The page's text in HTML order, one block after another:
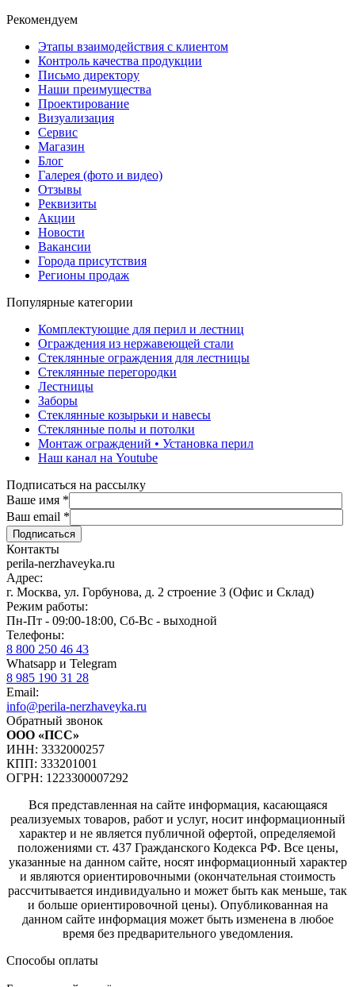
Рекомендуем
Этапы взаимодействия с клиентом
Контроль качества продукции
Письмо директору
Наши преимущества
Проектирование
Визуализация
Сервис
Магазин
Блог
Галерея (фото и видео)
Отзывы
Реквизиты
Акции
Новости
Вакансии
Города присутствия
Регионы продаж
Популярные категории
Комплектующие для перил и лестниц
Ограждения из нержавеющей стали
Стеклянные ограждения для лестницы
Стеклянные перегородки
Лестницы
Заборы
Стеклянные козырьки и навесы
Стеклянные полы и потолки
Монтаж ограждений • Установка перил
Наш канал на Youtube
Подписаться на рассылку
Ваше имя *
Ваш email *
Контакты
perila-nerzhaveyka.ru
Адрес:
г. Москва, ул. Горбунова, д. 2 строение 3 (Офис и Склад)
Режим работы:
Пн-Пт - 09:00-18:00, Сб-Вс - выходной
Телефоны:
8 800 250 46 43
Whatsapp и Telegram
8 985 190 31 28
Email:
info@perila-nerzhaveyka.ru
Обратный звонок
ООО «ПСС»
ИНН: 3332000257
КПП: 333201001
ОГРН: 1223300007292
Вся представленная на сайте информация, касающаяся
реализуемых товаров, работ и услуг, носит информационный
характер и не является публичной офертой, определяемой
положениями ст. 437 Гражданского Кодекса РФ. Все цены,
указанные на данном сайте, носят информационный характер
и являются ориентировочными (окончательная стоимость
рассчитывается индивидуально и может быть как меньше, так
и больше ориентировочной цены). Опубликованная на
данном сайте информация может быть изменена в любое
время без предварительного уведомления.
Способы оплаты